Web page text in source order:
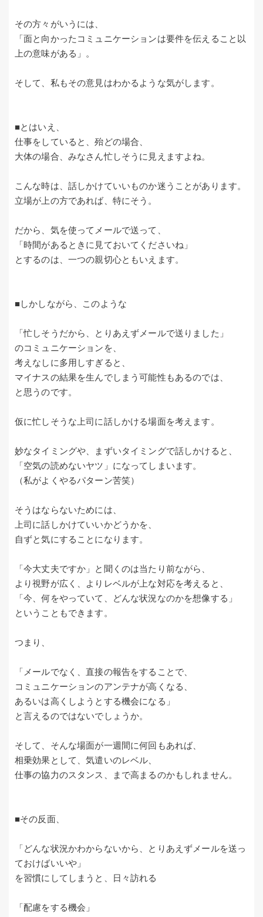
その方々がいうには、
「面と向かったコミュニケーションは要件を伝えること以
上の意味がある」。
そして、私もその意見はわかるような気がします。
■とはいえ、
仕事をしていると、殆どの場合、
大体の場合、みなさん忙しそうに見えますよね。
こんな時は、話しかけていいものか迷うことがあります。
立場が上の方であれば、特にそう。
だから、気を使ってメールで送って、
「時間があるときに見ておいてくださいね」
とするのは、一つの親切心ともいえます。
■しかしながら、このような
「忙しそうだから、とりあえずメールで送りました」
のコミュニケーションを、
考えなしに多用しすぎると、
マイナスの結果を生んでしまう可能性もあるのでは、
と思うのです。
仮に忙しそうな上司に話しかける場面を考えます。
妙なタイミングや、まずいタイミングで話しかけると、
「空気の読めないヤツ」になってしまいます。
（私がよくやるパターン苦笑）
そうはならないためには、
上司に話しかけていいかどうかを、
自ずと気にすることになります。
「今大丈夫ですか」と聞くのは当たり前ながら、
より視野が広く、よりレベルが上な対応を考えると、
「今、何をやっていて、どんな状況なのかを想像する」
ということもできます。
つまり、
「メールでなく、直接の報告をすることで、
コミュニケーションのアンテナが高くなる、
あるいは高くしようとする機会になる」
と言えるのではないでしょうか。
そして、そんな場面が一週間に何回もあれば、
相乗効果として、気遣いのレベル、
仕事の協力のスタンス、まで高まるのかもしれません。
■その反面、
「どんな状況かわからないから、とりあえずメールを送っ
ておけばいいや」
を習慣にしてしまうと、日々訪れる
「配慮をする機会」